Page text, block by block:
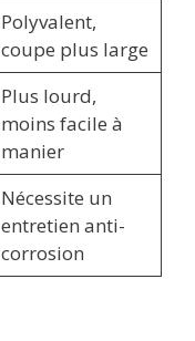
Polyvalent,
coupe plus large
Plus lourd,
moins facile à
manier
Nécessite un
entretien anti-
corrosion